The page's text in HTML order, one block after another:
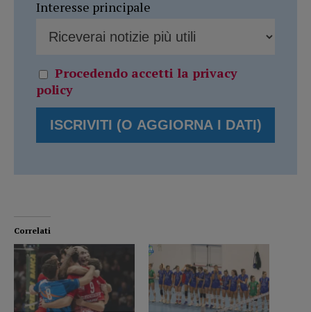
Interesse principale
Procedendo accetti la privacy
policy
Correlati